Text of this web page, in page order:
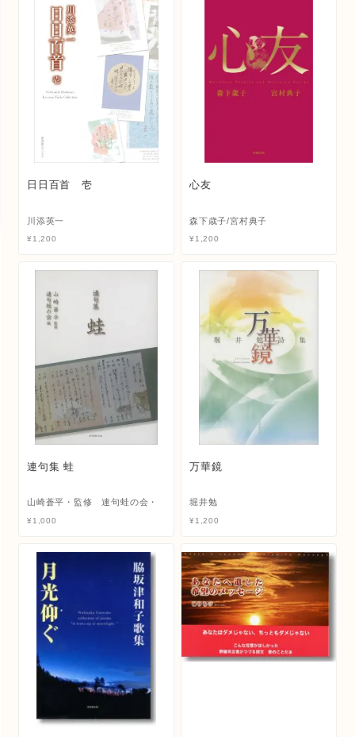
日日百首 壱
川添英一
¥1,200
心友
森下歳子/宮村典子
¥1,200
連句集 蛙
山崎蒼平・監修 連句蛙の会・
編
¥1,000
万華鏡
堀井勉
¥1,200